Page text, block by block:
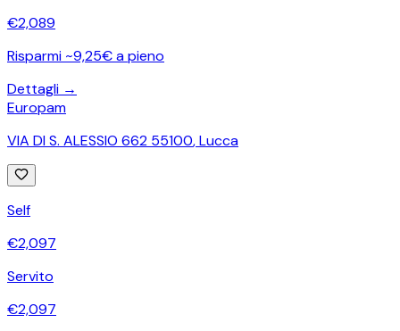
€2,089
Risparmi ~9,25€ a pieno
Dettagli →
Europam
VIA DI S. ALESSIO 662 55100,Lucca
Self
€2,097
Servito
€2,097